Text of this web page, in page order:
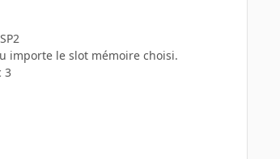
importe le slot mémoire choisi.
3